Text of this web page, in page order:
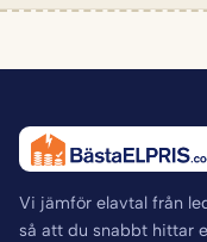
Vi jämför elavtal från
så att du snabbt hittar